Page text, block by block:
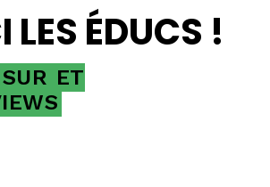
LES ÉDUCS !
ET